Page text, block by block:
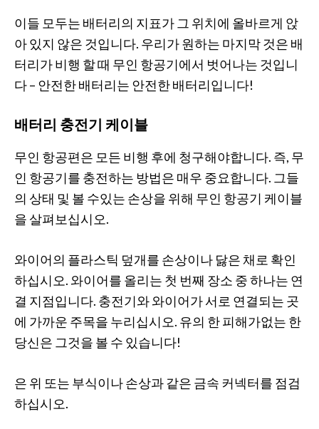
이들 모두는 배터리의 지표가 그 위치에 올바르게 앉
아 있지 않은 것입니다. 우리가 원하는 마지막 것은 배
터리가 비행 할 때 무인 항공기에서 벗어나는 것입니
다 – 안전한 배터리는 안전한 배터리입니다!
배터리 충전기 케이블
무인 항공편은 모든 비행 후에 청구해야합니다. 즉, 무
인 항공기를 충전하는 방법은 매우 중요합니다. 그들
의 상태 및 볼 수있는 손상을 위해 무인 항공기 케이블
을 살펴보십시오.
와이어의 플라스틱 덮개를 손상이나 닳은 채로 확인
하십시오. 와이어를 올리는 첫 번째 장소 중 하나는 연
결 지점입니다. 충전기와 와이어가 서로 연결되는 곳
에 가까운 주목을 누리십시오. 유의 한 피해가없는 한
당신은 그것을 볼 수 있습니다!
은 위 또는 부식이나 손상과 같은 금속 커넥터를 점검
하십시오.